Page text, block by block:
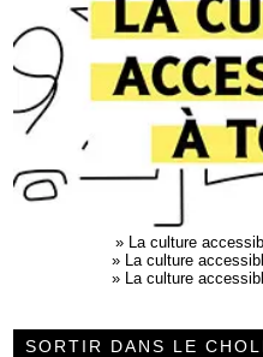
»
La culture
»
La culture
»
La culture
SORTIR DANS LE